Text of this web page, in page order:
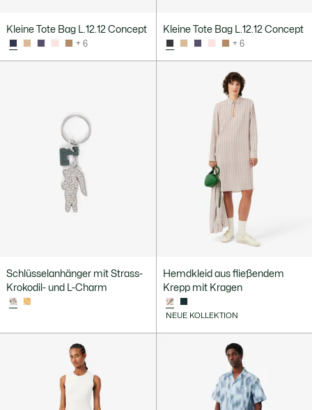
Kleine Tote Bag L.12.12 Concept
+ 6
Kleine Tote Bag L.12.12 Concept
+ 6
Schlüsselanhänger mit Strass-
Krokodil- und L-Charm
Hemdkleid aus fließendem
Krepp mit Kragen
NEUE KOLLEKTION